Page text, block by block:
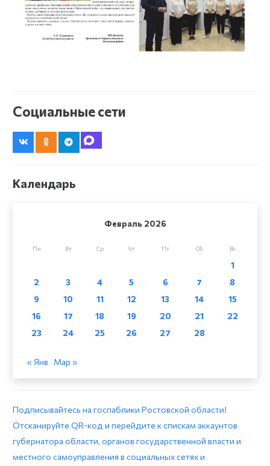
Социальные сети
Календарь
Февраль 2026
Пн Вт Ср Чт Пт Сб Вс
1
2
3 4 5 6 7
8
9
10 11 12 13 14
15
16
17 18 19 20 21
22
23
24 25 26 27 28
« Янв Мар »
Подписывайтесь на госпаблики Ростовской области!
Отсканируйте QR-код и перейдите к спискам аккаунтов
губернатора области, органов государственной власти и
местного самоуправления в социальных сетях и